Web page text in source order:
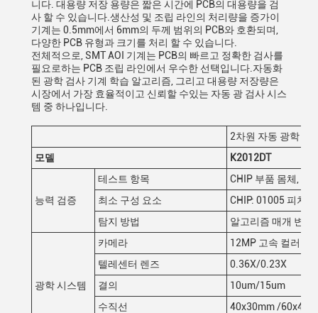
니다. 대용량 저장 용량은 짧은 시간에 PCB의 대용량을 검
사 할 수 있습니다.생산성 및 조립 라인의 처리량을 증가이
기계는 0.5mm에서 6mm의 두께 범위의 PCB와 호환되며,
다양한 PCB 유형과 크기를 처리 할 수 있습니다.
전체적으로, SMT AOI 기계는 PCB의 빠르고 정확한 검사를
필요로하는 PCB 조립 라인에서 우수한 선택입니다.자동화
된 광학 검사 기계 학습 알고리즘, 그리고 대용량 저장량은
시장에서 가장 효율적이고 신뢰할 수있는 자동 광 검사 시스
템 중 하나입니다.
2차원 자동 광학 검
모델
K2012DT
능력 검증
테스트 항목
CHIP 부품 몸체,
최소 구성 요소
CHIP: 01005 피치
탐지 방법
알고리즘 매개 변수
광학 시스템
카메라
12MP 고속 컬러 산
텔레센터 렌즈
0.36X/0.23X
결의
10um/15um
수직선
40x30mm /